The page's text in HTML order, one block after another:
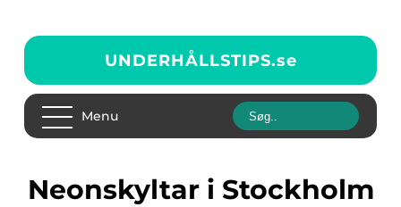
UNDERHÅLLSTIPS.se
Menu
neonskyltar i Stockholm